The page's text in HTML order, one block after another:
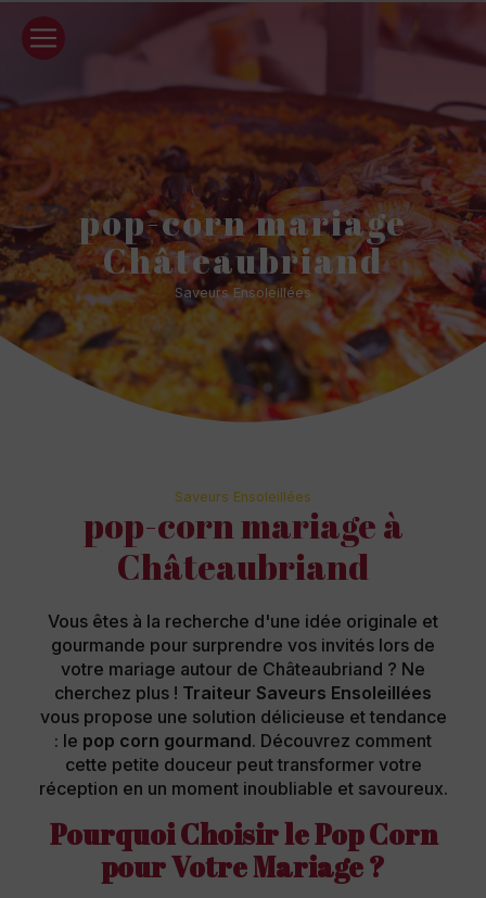
pop-corn mariage
Châteaubriand
Saveurs Ensoleillées
Saveurs Ensoleillées
pop-corn mariage à
Châteaubriand
Vous êtes à la recherche d'une idée originale et
gourmande pour surprendre vos invités lors de
votre mariage autour de Châteaubriand ? Ne
cherchez plus ! Traiteur Saveurs Ensoleillées
vous propose une solution délicieuse et tendance
: le pop corn gourmand. Découvrez comment
cette petite douceur peut transformer votre
réception en un moment inoubliable et savoureux.
Pourquoi Choisir le Pop Corn
pour Votre Mariage ?
Panneau de gestion des cookies